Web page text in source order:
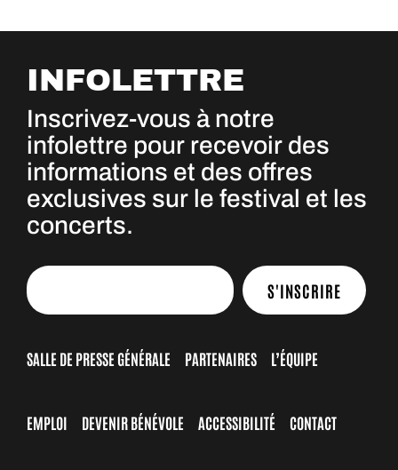
INFOLETTRE
Inscrivez-vous à notre
infolettre pour recevoir des
informations et des offres
exclusives sur le festival et les
concerts.
S'INSCRIRE
SALLE DE PRESSE GÉNÉRALE PARTENAIRES L’ÉQUIPE
EMPLOI DEVENIR BÉNÉVOLE ACCESSIBILITÉ CONTACT